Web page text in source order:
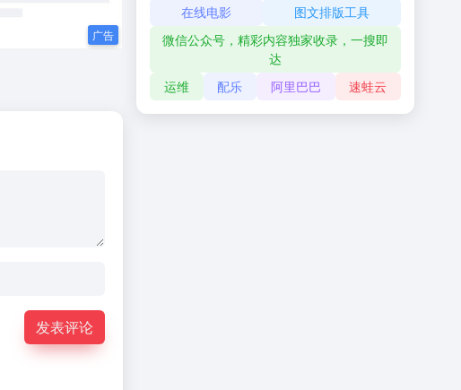
发表评论
在线电影
图文排版工具
微信公众号，精彩内容独家收录，一搜即
达
运维
配乐 阿里巴巴 速蛙云